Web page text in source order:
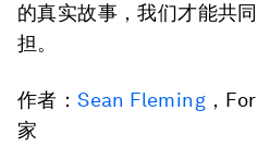
的真实故事，我们才能共
担。
作者：Sean Fleming ，
家